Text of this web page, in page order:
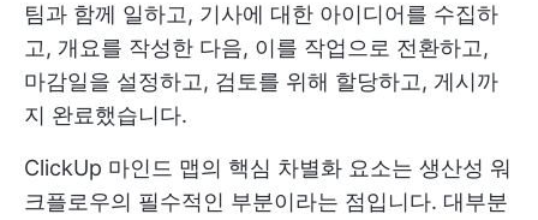
팀과 함께 일하고, 기사에 대한 아이디어를 수집하
고, 개요를 작성한 다음, 이를 작업으로 전환하고,
마감일을 설정하고, 검토를 위해 할당하고, 게시까
지 완료했습니다.
ClickUp 마인드 맵의 핵심 차별화 요소는 생산성 워
크플로우의 필수적인 부분이라는 점입니다. 대부분